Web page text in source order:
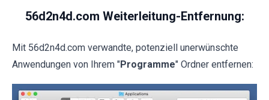
56d2n4d.com Weiterleitung-Entfernung:
Mit 56d2n4d.com verwandte, potenziell unerwünschte
Anwendungen von Ihrem "Programme" Ordner entfernen: